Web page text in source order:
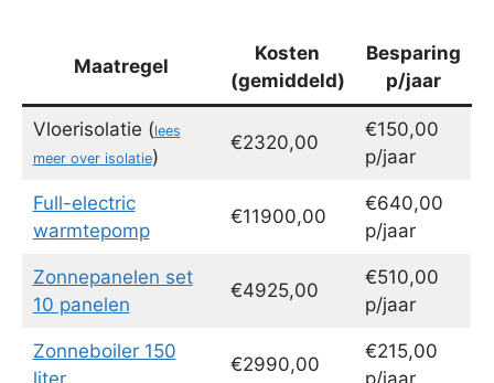
Maatregel
Kosten
(gemiddeld)
Besparing
p/jaar
Vloerisolatie (lees
meer over isolatie)
€2320,00
€150,00
p/jaar
Full-electric
warmtepomp
€11900,00
€640,00
p/jaar
Zonnepanelen set
10 panelen
€4925,00
€510,00
p/jaar
Zonneboiler 150
€2990,00
€215,00